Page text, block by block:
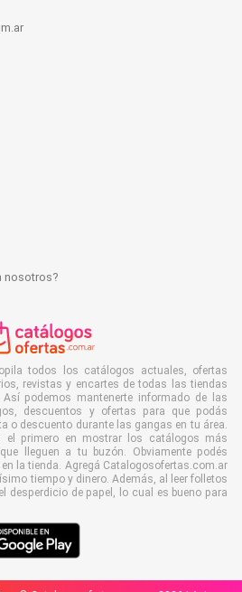
nosotros?
todos los catálogos actuales, ofertas
revistas y encartes de todas las tiendas
podemos mantenerte informado de las
descuentos y ofertas para que podás
o descuento durante las gangas en tu área.
el primero en mostrar los catálogos más
lleguen a tu buzón. Obviamente podés
la tienda. Agregá Catalogosofertas.com.ar
tiempo y dinero. Además, al leer folletos
desperdicio de papel, lo cual es bueno para